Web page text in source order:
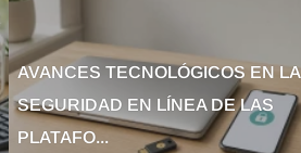
AVANCES TECNOLÓGICOS EN LA
SEGURIDAD EN LÍNEA DE LAS
PLATAFO...